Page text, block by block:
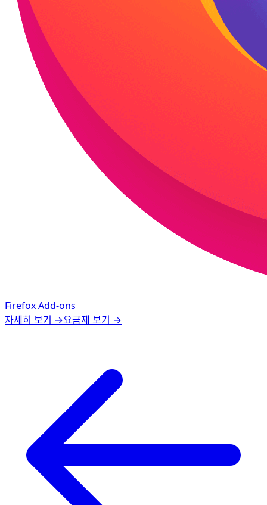
Firefox Add-ons
자세히 보기 →요금제 보기 →